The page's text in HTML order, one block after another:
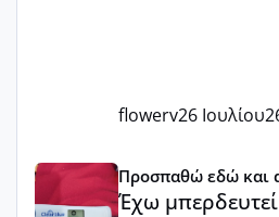
flowerv26 Ιουλίου
Έχω μπερδευτεί
Προσπαθώ εδώ και
Έχω μπερδευτεί